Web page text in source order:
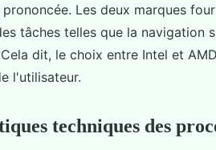
Les deux marques
tâches telles que la navigation
dit, le choix entre Intel et
l'utilisateur.
techniques des